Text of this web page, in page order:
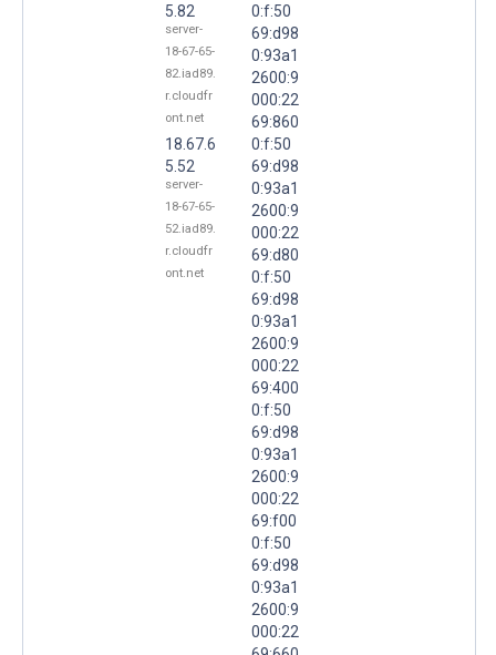
5.82
server-
18-67-65-
82.iad89.
r.cloudfr
ont.net
18.67.6
5.52
server-
18-67-65-
52.iad89.
r.cloudfr
ont.net
0:f:50
69:d98
0:93a1
2600:9
000:22
69:860
0:f:50
69:d98
0:93a1
2600:9
000:22
69:d80
0:f:50
69:d98
0:93a1
2600:9
000:22
69:400
0:f:50
69:d98
0:93a1
2600:9
000:22
69:f00
0:f:50
69:d98
0:93a1
2600:9
000:22